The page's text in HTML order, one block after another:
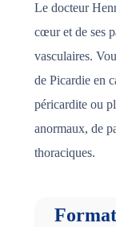
Le docteur
cœur et de ses
vasculaires.
de Picardie en
péricardite ou
anormaux, de
thoraciques.